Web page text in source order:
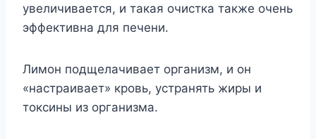
увеличивается, и такая очистка также очень
эффективна для печени.
Лимон подщелачивает организм, и он
«настраивает» кровь, устранять жиры и
токсины из организма.